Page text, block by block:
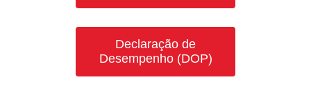
Declaração de
Desempenho (DOP)